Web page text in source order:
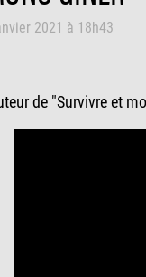
2021 à 18h43
de "Survivre et